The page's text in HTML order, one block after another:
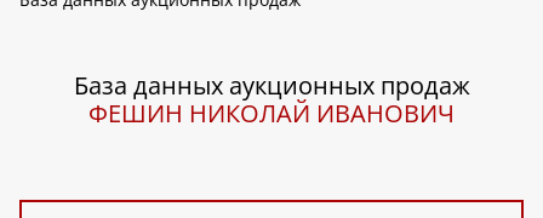
База данных аукционных продаж
ФЕШИН НИКОЛАЙ ИВАНОВИЧ